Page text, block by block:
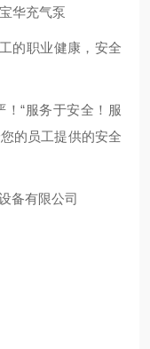
的职业健康，安全
“服务于安全！服
的员工提供的安全
备有限公司